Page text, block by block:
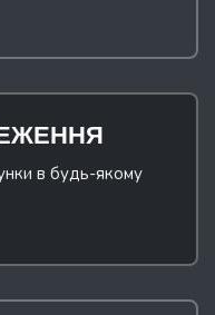
в будь-якому